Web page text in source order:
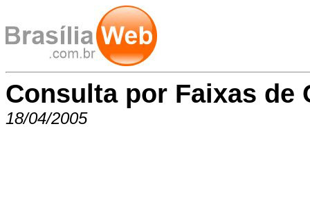
Consulta por Faixas de
18/04/2005